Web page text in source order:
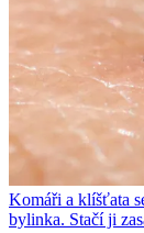
Komáři a klíšťata
bylinka. Stačí ji